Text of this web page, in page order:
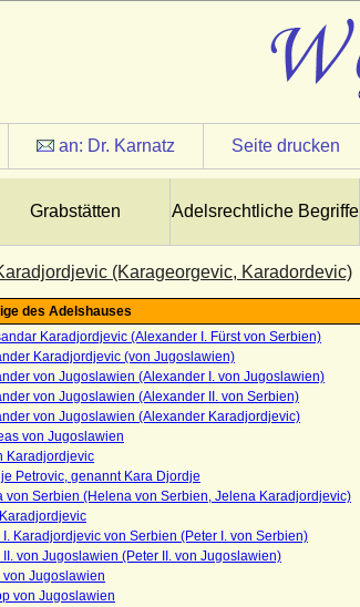
an: Dr. Karnatz Seite drucken
Grabstätten Adelsrechtliche Begriffe
(Karageorgevic, Karadordevic)
des Adelshauses
Karadjordjevic (Alexander I. Fürst von Serbien)
Karadjordjevic (von Jugoslawien)
von Jugoslawien (Alexander I. von Jugoslawien)
von Jugoslawien (Alexander II. von Serbien)
von Jugoslawien (Alexander Karadjordjevic)
von Jugoslawien
Karadjordjevic
Petrovic, genannt Kara Djordje
von Serbien (Helena von Serbien, Jelena Karadjordjevic)
I. Karadjordjevic von Serbien (Peter I. von Serbien)
II. von Jugoslawien (Peter II. von Jugoslawien)
von Jugoslawien
von Jugoslawien